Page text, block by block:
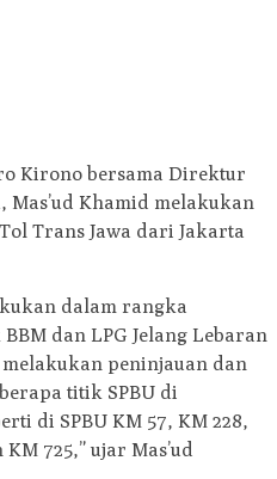
Kirono bersama Direktur
Mas’ud Khamid melakukan
Trans Jawa dari Jakarta
dalam rangka
dan LPG Jelang Lebaran
peninjauan dan
titik SPBU di
di SPBU KM 57, KM 228,
725,” ujar Mas’ud